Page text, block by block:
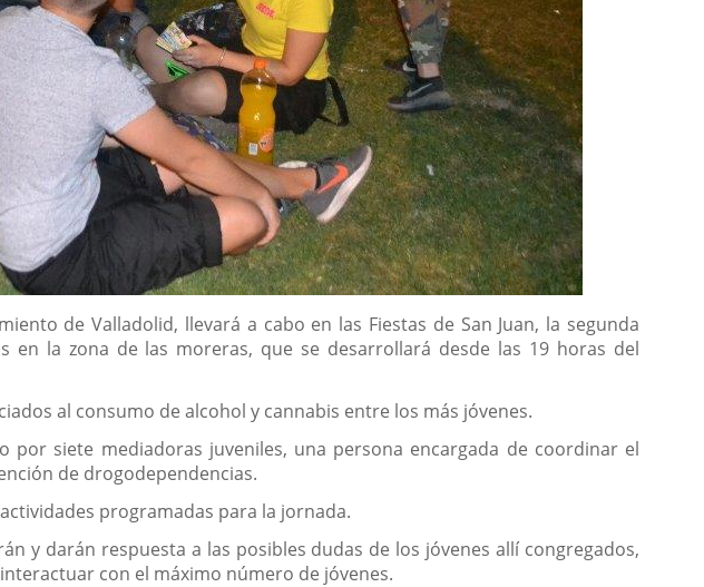
de Valladolid, llevará a cabo en las Fiestas de San Juan, la segunda
la zona de las moreras, que se desarrollará desde las 19 horas del
al consumo de alcohol y cannabis entre los más jóvenes.
siete mediadoras juveniles, una persona encargada de coordinar el
de drogodependencias.
programadas para la jornada.
y darán respuesta a las posibles dudas de los jóvenes allí congregados,
con el máximo número de jóvenes.